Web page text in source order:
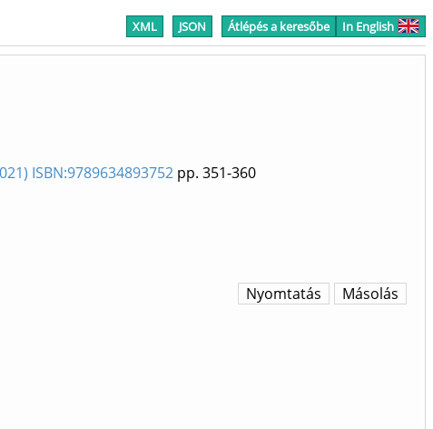
XML JSON Átlépés a keresőbe In English
ISBN:9789634893752 pp. 351-360
Másolás
Nyomtatás